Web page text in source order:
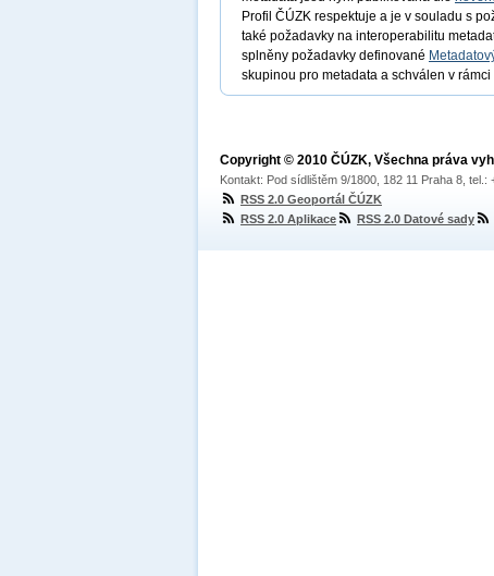
Profil ČÚZK respektuje a je v souladu s
také požadavky na interoperabilitu
splněny požadavky definované
skupinou pro metadata a schválen v
Copyright © 2010 ČÚZK, Všechna práva
Kontakt: Pod sídlištěm 9/1800, 182 11 Praha 8, tel.:
RSS 2.0 Geoportál ČÚZK
RSS 2.0 Aplikace
RSS 2.0 Datové sady